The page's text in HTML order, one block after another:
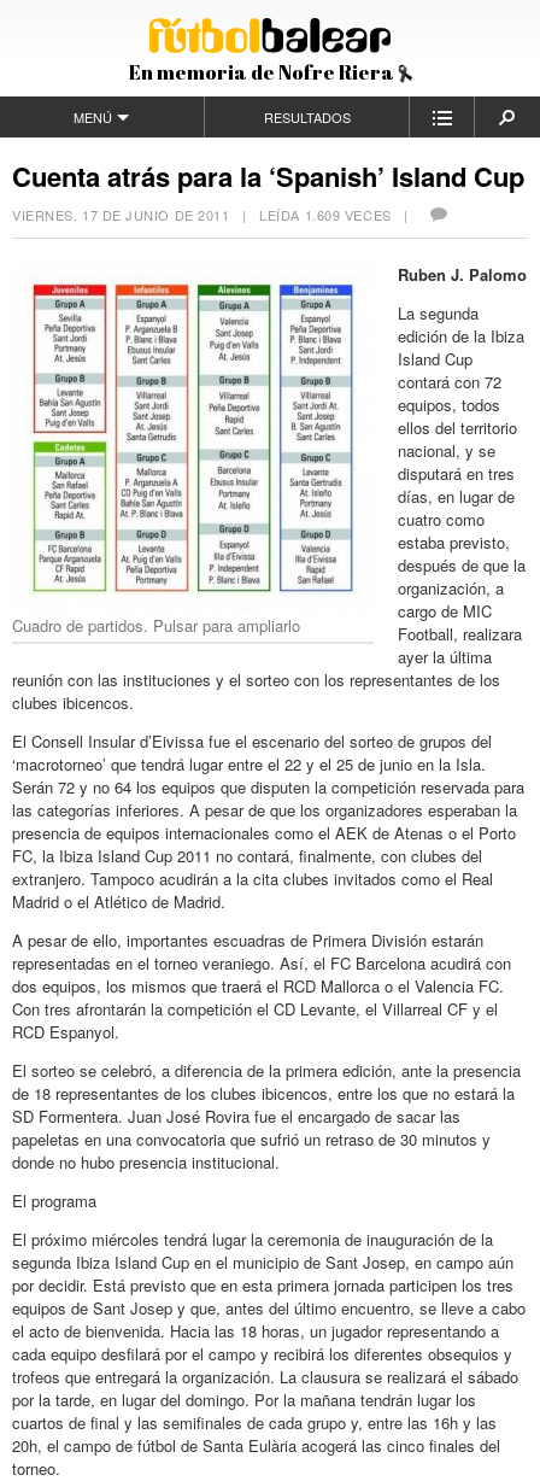
En memoria de Nofre Riera
MENÚ RESULTADOS
Cuenta atrás para la ‘Spanish’ Island Cup
VIERNES, 17 DE JUNIO DE 2011 | LEÍDA 1.609 VECES |
Cuadro de partidos. Pulsar para ampliarlo
Ruben J. Palomo
La segunda
edición de la Ibiza
Island Cup
contará con 72
equipos, todos
ellos del territorio
nacional, y se
disputará en tres
días, en lugar de
cuatro como
estaba previsto,
después de que la
organización, a
cargo de MIC
Football, realizara
ayer la última
reunión con las instituciones y el sorteo con los representantes de los
clubes ibicencos.
El Consell Insular d’Eivissa fue el escenario del sorteo de grupos del
‘macrotorneo’ que tendrá lugar entre el 22 y el 25 de junio en la Isla.
Serán 72 y no 64 los equipos que disputen la competición reservada para
las categorías inferiores. A pesar de que los organizadores esperaban la
presencia de equipos internacionales como el AEK de Atenas o el Porto
FC, la Ibiza Island Cup 2011 no contará, finalmente, con clubes del
extranjero. Tampoco acudirán a la cita clubes invitados como el Real
Madrid o el Atlético de Madrid.
A pesar de ello, importantes escuadras de Primera División estarán
representadas en el torneo veraniego. Así, el FC Barcelona acudirá con
dos equipos, los mismos que traerá el RCD Mallorca o el Valencia FC.
Con tres afrontarán la competición el CD Levante, el Villarreal CF y el
RCD Espanyol.
El sorteo se celebró, a diferencia de la primera edición, ante la presencia
de 18 representantes de los clubes ibicencos, entre los que no estará la
SD Formentera. Juan José Rovira fue el encargado de sacar las
papeletas en una convocatoria que sufrió un retraso de 30 minutos y
donde no hubo presencia institucional.
El programa
El próximo miércoles tendrá lugar la ceremonia de inauguración de la
segunda Ibiza Island Cup en el municipio de Sant Josep, en campo aún
por decidir. Está previsto que en esta primera jornada participen los tres
equipos de Sant Josep y que, antes del último encuentro, se lleve a cabo
el acto de bienvenida. Hacia las 18 horas, un jugador representando a
cada equipo desfilará por el campo y recibirá los diferentes obsequios y
trofeos que entregará la organización. La clausura se realizará el sábado
por la tarde, en lugar del domingo. Por la mañana tendrán lugar los
cuartos de final y las semifinales de cada grupo y, entre las 16h y las
20h, el campo de fútbol de Santa Eulària acogerá las cinco finales del
torneo.